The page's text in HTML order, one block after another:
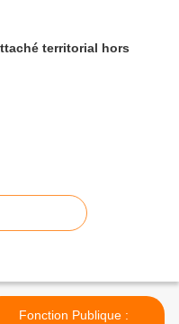
territorial hors
Fonction Publique :